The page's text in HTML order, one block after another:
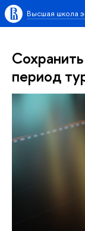
Высшая школа
период